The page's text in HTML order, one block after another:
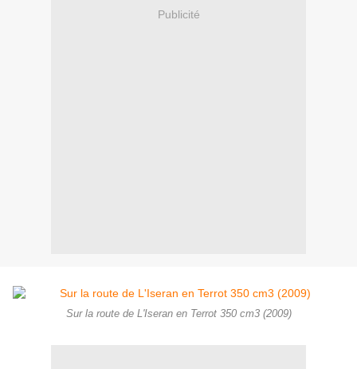
Publicité
Sur la route de L'Iseran en Terrot 350 cm3 (2009)